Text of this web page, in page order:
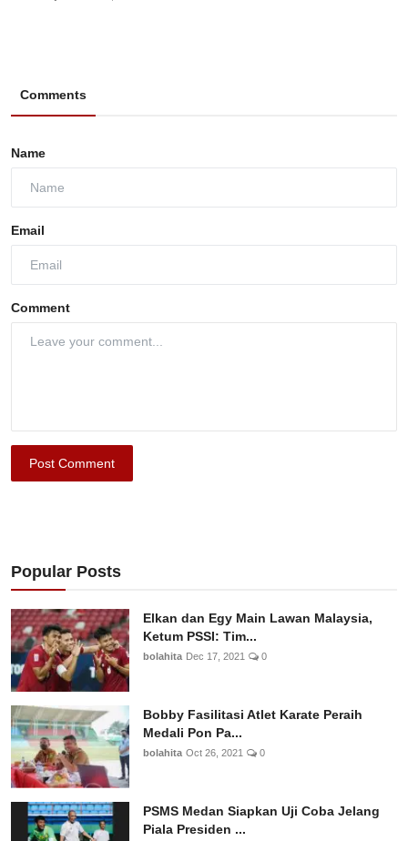
Comments
Name
Email
Comment
Post Comment
Popular Posts
Elkan dan Egy Main Lawan Malaysia,
Ketum PSSI: Tim...
bolahita Dec 17, 2021 0
Bobby Fasilitasi Atlet Karate Peraih
Medali Pon Pa...
bolahita Oct 26, 2021 0
PSMS Medan Siapkan Uji Coba Jelang
Piala Presiden ...